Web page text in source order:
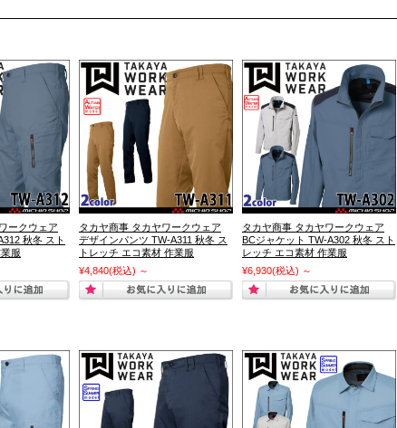
ークウェア
秋冬 スト
服
タカヤ商事 タカヤワークウェア
デザインパンツ TW-A311 秋冬 ス
トレッチ エコ素材 作業服
¥4,840(税込) ～
タカヤ商事 タカヤワークウェア
BCジャケット TW-A302 秋冬 スト
レッチ エコ素材 作業服
¥6,930(税込) ～